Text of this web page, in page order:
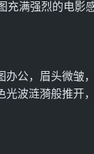
满强烈的电影
公，眉头微皱
波涟漪般推开